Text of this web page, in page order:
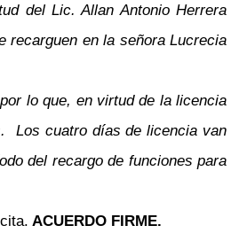
del Lic. Allan Antonio Herrera
recarguen en la señora Lucrecia
lo que, en virtud de la licencia
Los cuatro días de licencia van
del recargo de funciones para
ACUERDO FIRME.